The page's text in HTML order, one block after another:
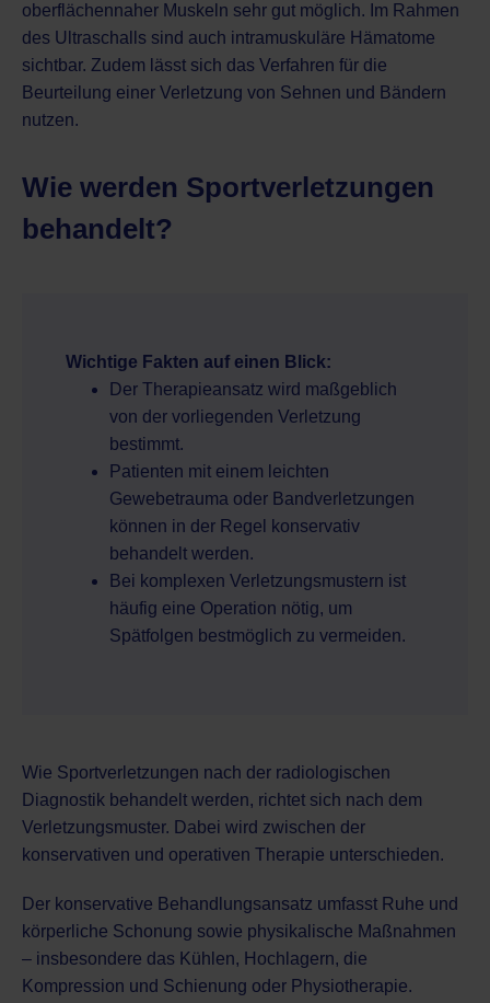
oberflächennaher Muskeln sehr gut möglich. Im Rahmen
des Ultraschalls sind auch intramuskuläre Hämatome
sichtbar. Zudem lässt sich das Verfahren für die
Beurteilung einer Verletzung von Sehnen und Bändern
nutzen.
Wie werden Sportverletzungen
behandelt?
Wichtige Fakten auf einen Blick:
Der Therapieansatz wird maßgeblich
von der vorliegenden Verletzung
bestimmt.
Patienten mit einem leichten
Gewebetrauma oder Bandverletzungen
können in der Regel konservativ
behandelt werden.
Bei komplexen Verletzungsmustern ist
häufig eine Operation nötig, um
Spätfolgen bestmöglich zu vermeiden.
Wie Sportverletzungen nach der radiologischen
Diagnostik behandelt werden, richtet sich nach dem
Verletzungsmuster. Dabei wird zwischen der
konservativen und operativen Therapie unterschieden.
Der konservative Behandlungsansatz umfasst Ruhe und
körperliche Schonung sowie physikalische Maßnahmen
– insbesondere das Kühlen, Hochlagern, die
Kompression und Schienung oder Physiotherapie.